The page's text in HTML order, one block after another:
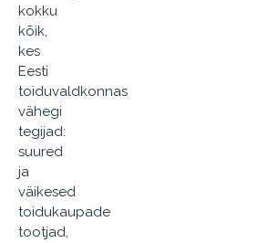
kokku
kõik,
kes
Eesti
toiduvaldkonnas
vähegi
tegijad:
suured
ja
väikesed
toidukaupade
tootjad,